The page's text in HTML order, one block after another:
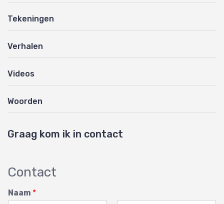
Tekeningen
Verhalen
Videos
Woorden
Graag kom ik in contact
Contact
Naam *